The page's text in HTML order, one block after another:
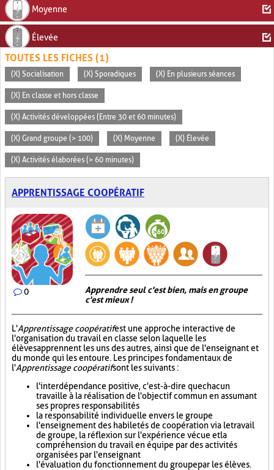
Moyenne
Élevée
TOUTES LES FICHES (1)
(X) Socialisation (X) Sporadiques (X) En plusieurs séances
(X) En classe et hors classe
(X) Activités développées (Entre 30 et 60 minutes)
(X) Grand groupe (> 100) (X) Moyenne (X) Élevée
(X) Activités élaborées (> 60 minutes)
APPRENTISSAGE COOPÉRATIF
0
Apprendre seul c'est bien, mais en groupe
c'est mieux !
L'Apprentissage coopératifest une approche interactive de
l'organisation du travail en classe selon laquelle les
élèves apprennent les uns des autres, ainsi que de l'enseignant et
du monde qui les entoure. Les principes fondamentaux de
l'Apprentissage coopératifsont les suivants :
l'interdépendance positive, c'est-à-dire que chacun
travaille à la réalisation de l'objectif commun en assumant
ses propres responsabilités
la responsabilité individuelle envers le groupe
l'enseignement des habiletés de coopération via le travail
de groupe, la réflexion sur l'expérience vécue et la
compréhension du travail en équipe par des activités
organisées par l'enseignant
l'évaluation du fonctionnement du groupe par les élèves.